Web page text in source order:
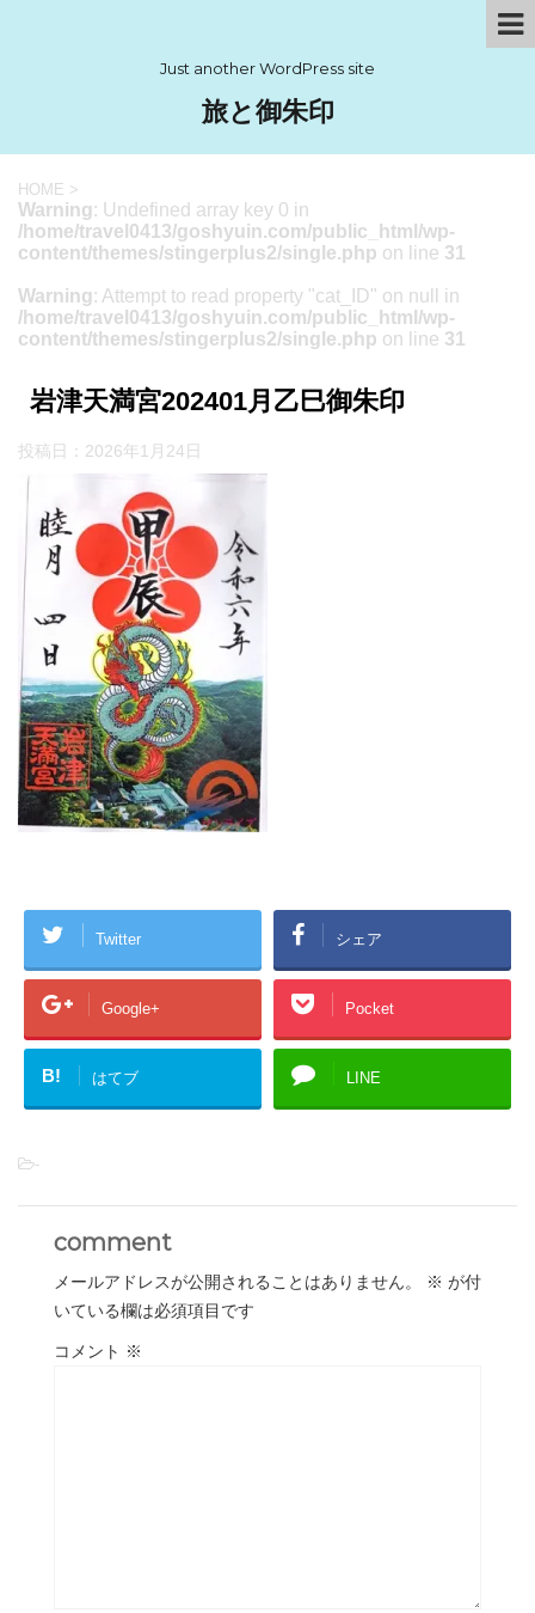
Just another WordPress site
旅と御朱印
HOME >
Warning: Undefined array key 0 in
/home/travel0413/goshyuin.com/public_html/wp-
content/themes/stingerplus2/single.php on line 31
Warning: Attempt to read property "cat_ID" on null in
/home/travel0413/goshyuin.com/public_html/wp-
content/themes/stingerplus2/single.php on line 31
岩津天満宮202401月乙巳御朱印
投稿日： 2026年1月24日
Twitter シェア
Google+ Pocket
B! はてブ LINE
-
comment
メールアドレスが公開されることはありません。 ※ が付
いている欄は必須項目です
コメント ※